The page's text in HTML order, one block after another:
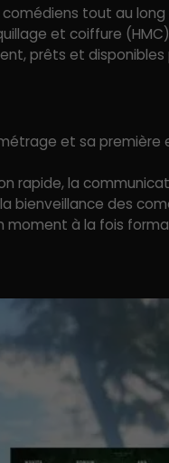
tout au long
et coiffure
prêts et disponibles
et sa première
rapide, la
bienveillance des
moment à la fois